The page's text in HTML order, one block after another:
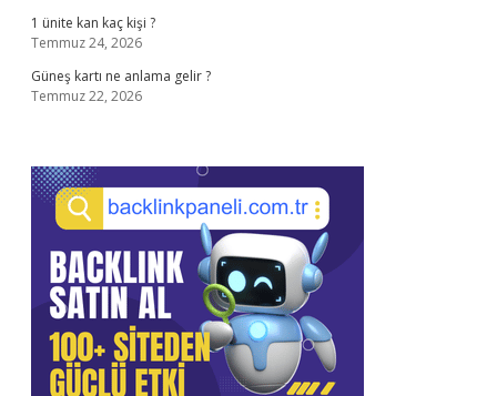
1 ünite kan kaç kişi ?
Temmuz 24, 2026
Güneş kartı ne anlama gelir ?
Temmuz 22, 2026